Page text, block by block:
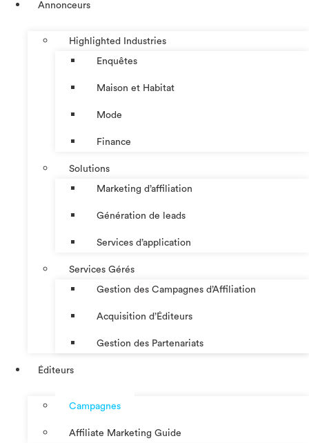
Annonceurs
Highlighted Industries
Enquêtes
Maison et Habitat
Mode
Finance
Solutions
Marketing d’affiliation
Génération de leads
Services d’application
Services Gérés
Gestion des Campagnes d’Affiliation​
Acquisition d’Éditeurs
Gestion des Partenariats
Éditeurs
Campagnes
Affiliate Marketing Guide